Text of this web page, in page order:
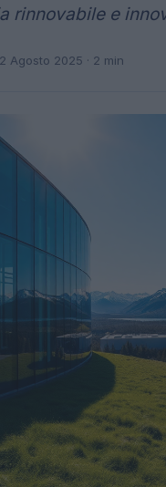
rinnovabile e
2 Agosto 2025 · 2 min